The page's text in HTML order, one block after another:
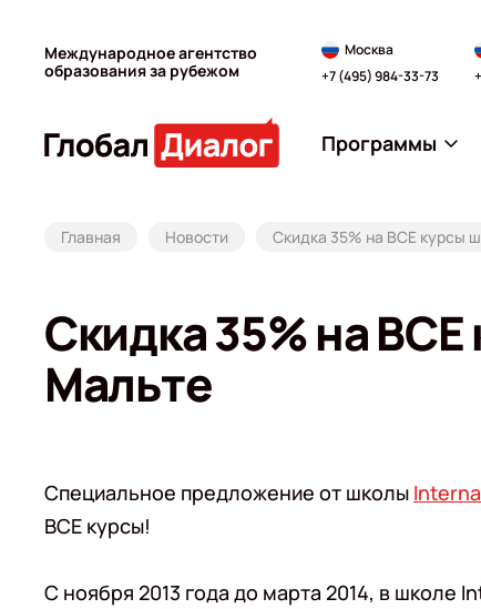
Международное агентство
образования за рубежом
Москва
+7 (495) 984-33-73
Программы
Главная Новости Скидка 35% на ВСЕ курсы
Скидка 35% на
Мальте
Специальное предложение от школы
ВСЕ курсы!
С ноября 2013 года до марта 2014, в школе